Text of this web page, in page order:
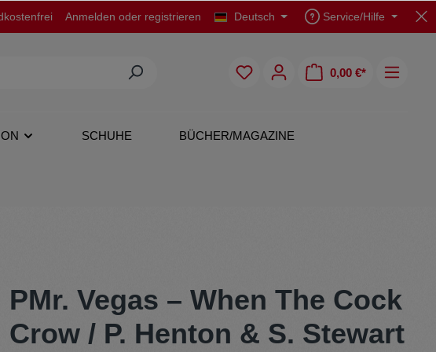
Anmelden oder registrieren Deutsch Service/Hilfe
0,00 €*
SCHUHE BÜCHER/MAGAZINE
CDs
Originals
Polo Shirts
Rock
PMr. Vegas – When The Cock
Crow / P. Henton & S. Stewart